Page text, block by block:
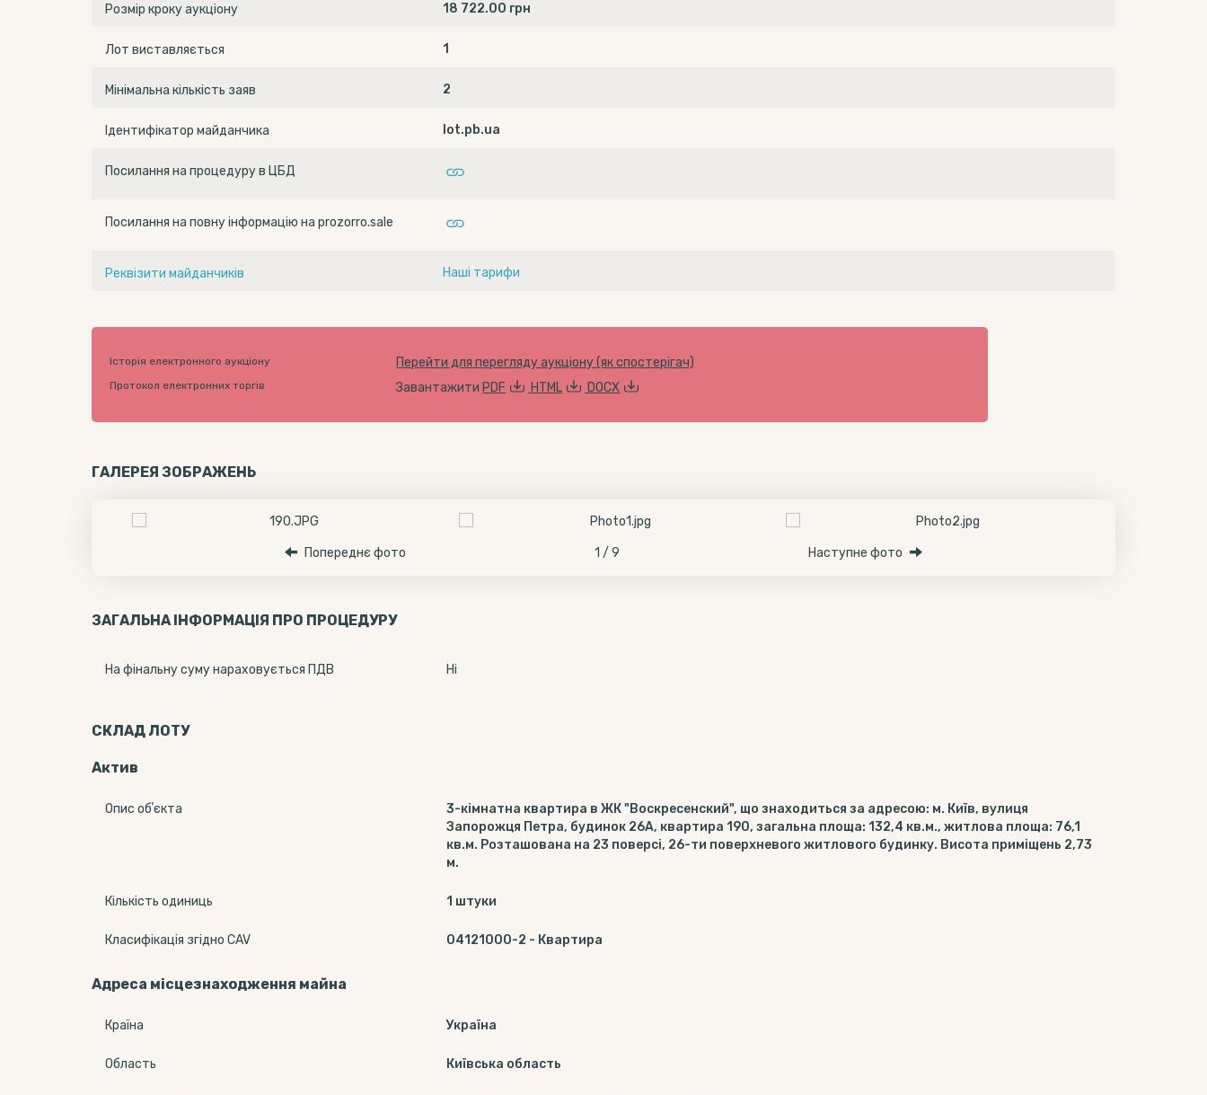
Розмір кроку аукціону 18 722.00 грн
Лот виставляється 1
Мінімальна кількість заяв 2
Ідентифікатор майданчика lot.pb.ua
Посилання на процедуру в ЦБД
Посилання на повну інформацію на prozorro.sale
Реквізити майданчиків Наші тарифи
Історія електронного аукціону Перейти для перегляду аукціону (як спостерігач)
Протокол електронних торгів Завантажити PDF HTML DOCX
ГАЛЕРЕЯ ЗОБРАЖЕНЬ
Попереднє фото 1 / 9 Наступне фото
ЗАГАЛЬНА ІНФОРМАЦІЯ ПРО ПРОЦЕДУРУ
На фінальну суму нараховується ПДВ Ні
СКЛАД ЛОТУ
Актив
Опис обʼєкта
3-кімнатна квартира в ЖК "Воскресенский", що знаходиться за адресою: м. Київ, вулиця
Запорожця Петра, будинок 26А, квартира 190, загальна площа: 132,4 кв.м., житлова площа: 76,1
кв.м. Розташована на 23 поверсі, 26-ти поверхневого житлового будинку. Висота приміщень 2,73
м.
Кількість одиниць 1 штуки
Класифікація згідно CAV 04121000-2 - Квартира
Адреса місцезнаходження майна
Країна Україна
Область Київська область